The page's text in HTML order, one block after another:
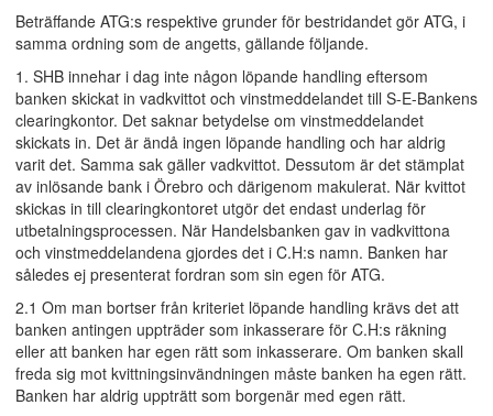
Beträffande ATG:s respektive grunder för bestridandet gör ATG, i
samma ordning som de angetts, gällande följande.
1. SHB innehar i dag inte någon löpande handling eftersom
banken skickat in vadkvittot och vinstmeddelandet till S-E-Bankens
clearingkontor. Det saknar betydelse om vinstmeddelandet
skickats in. Det är ändå ingen löpande handling och har aldrig
varit det. Samma sak gäller vadkvittot. Dessutom är det stämplat
av inlösande bank i Örebro och därigenom makulerat. När kvittot
skickas in till clearingkontoret utgör det endast underlag för
utbetalningsprocessen. När Handelsbanken gav in vadkvittona
och vinstmeddelandena gjordes det i C.H:s namn. Banken har
således ej presenterat fordran som sin egen för ATG.
2.1 Om man bortser från kriteriet löpande handling krävs det att
banken antingen uppträder som inkasserare för C.H:s räkning
eller att banken har egen rätt som inkasserare. Om banken skall
freda sig mot kvittningsinvändningen måste banken ha egen rätt.
Banken har aldrig uppträtt som borgenär med egen rätt.